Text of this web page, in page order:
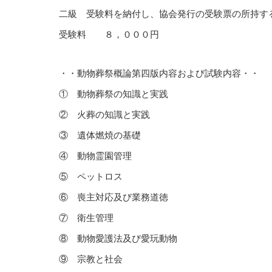
二級 受験料を納付し、協会発行の受験票の所持す
受験料 ８，０００円
・・動物葬祭概論第四版内容および試験内容・・
① 動物葬祭の知識と実践
② 火葬の知識と実践
③ 遺体燃焼の基礎
④ 動物霊園管理
⑤ ペットロス
⑥ 喪主対応及び業務道徳
⑦ 衛生管理
⑧ 動物愛護法及び愛玩動物
⑨ 宗教と社会